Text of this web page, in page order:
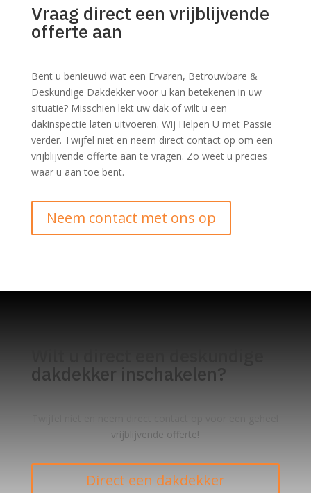
Vraag direct een vrijblijvende
offerte aan
Bent u benieuwd wat een Ervaren, Betrouwbare &
Deskundige Dakdekker voor u kan betekenen in uw
situatie? Misschien lekt uw dak of wilt u een
dakinspectie laten uitvoeren. Wij Helpen U met Passie
verder. Twijfel niet en neem direct contact op om een
vrijblijvende offerte aan te vragen. Zo weet u precies
waar u aan toe bent.
Neem contact met ons op
dakdekker inschakelen?
vrijblijvende offerte!
Direct een dakdekker